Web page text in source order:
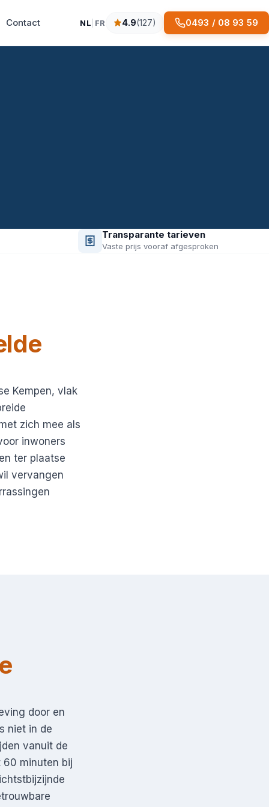
Contact NL FR
4.9 sterren op basis van 127 reviews
4.9(127) 0493 / 08 93 59
Transparante tarieven
Vaste prijs vooraf afgesproken
Kempen, vlak
zich mee als
inwoners
ter plaatse
vervangen
door en
niet in de
vanuit de
minuten bij